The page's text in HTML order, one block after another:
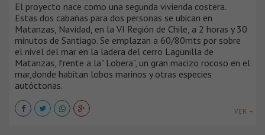
El proyecto nace como una segunda vivienda costera.
Estas dos cabañas para dos personas se ubican en
Matanzas, Navidad, en la VI Región de Chile, a 2 horas y 30
minutos de Santiago. Se emplazan a 60/80mts por sobre
el nivel del mar en la ladera del cerro Lagunilla de
Matanzas, frente a la" Lobera", un gran macizo rocoso en el
mar,donde habitan lobos marinos y otras especies
autóctonas.
VER +